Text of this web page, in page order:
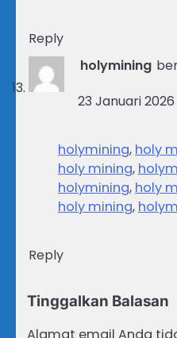
Reply
holymining
23 Januari
holymining, holy
holy mining,
holymining, holy
holy mining,
Reply
Tinggalkan Balasan
Alamat email Anda